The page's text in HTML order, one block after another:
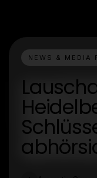
NEWS & MEDIA